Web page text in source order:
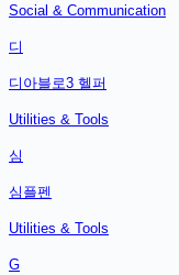
Social & Communication
디
디아블로3 헬퍼
Utilities & Tools
심
심플펜
Utilities & Tools
G